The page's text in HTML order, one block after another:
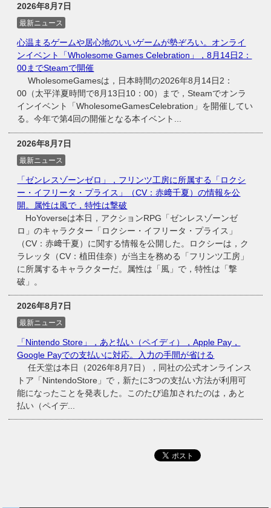
2026年8月7日
最新ニュース
心温まるゲームや居心地のいいゲームが勢ぞろい。オンライ
ンイベント「Wholesome Games Celebration」，8月14日2：
00までSteamで開催
WholesomeGamesは，日本時間の2026年8月14日2：
00（太平洋夏時間で8月13日10：00）まで，Steamでオンラ
インイベント「WholesomeGamesCelebration」を開催してい
る。今年で第4回の開催となる本イベント...
2026年8月7日
最新ニュース
「ゼンレスゾーンゼロ」，フリンツ工房に所属する「ロクシ
ー・イフリータ・プライス」（CV：赤﨑千夏）の情報を公
開。属性は風で，特性は撃破
HoYoverseは本日，アクションRPG「ゼンレスゾーンゼ
ロ」のキャラクター「ロクシー・イフリータ・プライス」
（CV：赤﨑千夏）に関する情報を公開した。ロクシーは，ク
ラレッタ（CV：植田佳奈）が当主を務める「フリンツ工房」
に所属するキャラクターだ。属性は「風」で，特性は「撃
破」。
2026年8月7日
最新ニュース
「Nintendo Store」，あと払い（ペイディ），Apple Pay，
Google Payでの支払いに対応。入力の手間が省ける
任天堂は本日（2026年8月7日），同社の公式オンラインス
トア「NintendoStore」で，新たに3つの支払い方法が利用可
能になったことを発表した。このたび追加されたのは，あと
払い（ペイデ...